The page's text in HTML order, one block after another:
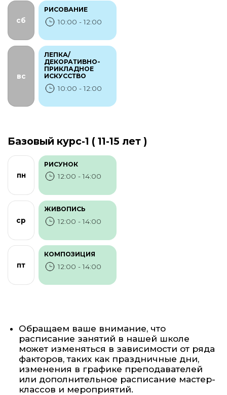
сб
РИСОВАНИЕ
10:00 - 12:00
вс
ЛЕПКА/
ДЕКОРАТИВНО-
ПРИКЛАДНОЕ
ИСКУССТВО
10:00 - 12:00
Базовый курс-1 ( 11-15 лет )
пн
РИСУНОК
12:00 - 14:00
ср
ЖИВОПИСЬ
12:00 - 14:00
пт
КОМПОЗИЦИЯ
12:00 - 14:00
Обращаем ваше внимание, что
расписание занятий в нашей школе
может изменяться в зависимости от ряда
факторов, таких как праздничные дни,
изменения в графике преподавателей
или дополнительное расписание мастер-
классов и мероприятий.